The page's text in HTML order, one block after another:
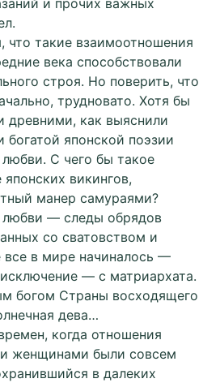
и прочих важных
что такие взаимоотношения
века способствовали
строя. Но поверить, что
трудновато. Хотя бы
древними, как выяснили
богатой японской поэзии
С чего бы такое
викингов,
манер самураями?
любви — следы обрядов
со сватовством и
в мире начиналось —
— с матриархата.
богом Страны восходящего
дева…
когда отношения
женщинами были совсем
в далеких